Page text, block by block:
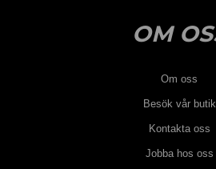
OM
Om oss
Besök vår butik
Kontakta oss
Jobba hos oss